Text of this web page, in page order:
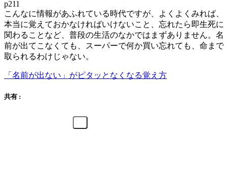
p211
こんなに情報があふれている時代ですが、よくよくみれば、
本当に覚えておかなければいけないこと、忘れたら即生死に
関わることなど、普段の生活のなかではまずありません。名
前が出てこなくても、スーパーで何か買い忘れても、命まで
取られるわけじゃない。
「名前が出ない」がピタッとなくなる覚え方
共有 :